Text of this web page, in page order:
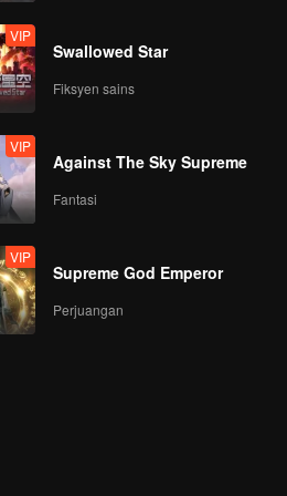
VIP
Swallowed Star
Fiksyen sains
VIP
Against The Sky Supreme
Fantasi
VIP
Supreme God Emperor
Perjuangan